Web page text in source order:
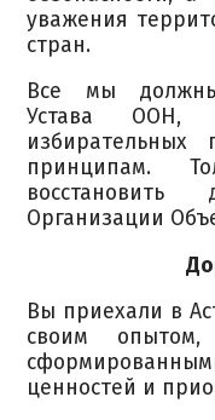
уважения
стран.
Все мы должны
Устава ООН,
принципам.
Организации
Вы приехали в
своим
ценностей и